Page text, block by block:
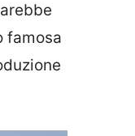
famosa